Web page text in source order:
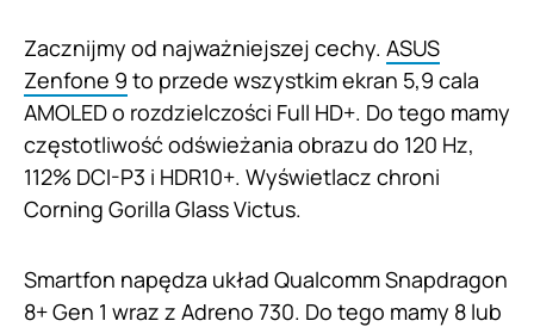
Zacznijmy od najważniejszej cechy. ASUS
Zenfone 9 to przede wszystkim ekran 5,9 cala
AMOLED o rozdzielczości Full HD+. Do tego mamy
częstotliwość odświeżania obrazu do 120 Hz,
112% DCI-P3 i HDR10+. Wyświetlacz chroni
Corning Gorilla Glass Victus.
Smartfon napędza układ Qualcomm Snapdragon
8+ Gen 1 wraz z Adreno 730. Do tego mamy 8 lub